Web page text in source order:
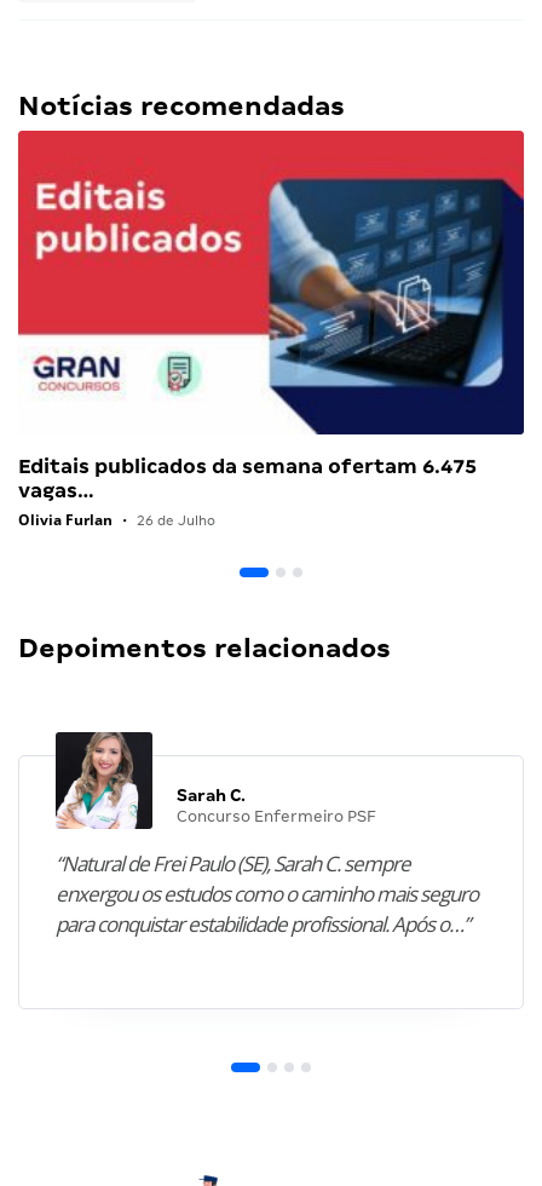
Notícias recomendadas
Editais publicados da semana ofertam 6.475
vagas…
Olivia Furlan • 26 de Julho
Depoimentos relacionados
Sarah C.
Concurso Enfermeiro PSF
“Natural de Frei Paulo (SE), Sarah C. sempre
enxergou os estudos como o caminho mais seguro
para conquistar estabilidade profissional. Após o…”